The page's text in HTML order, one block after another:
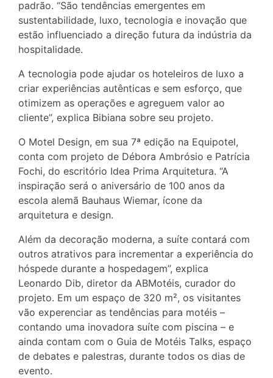
padrão. “São tendências emergentes em
sustentabilidade, luxo, tecnologia e inovação que
estão influenciado a direção futura da indústria da
hospitalidade.
A tecnologia pode ajudar os hoteleiros de luxo a
criar experiências autênticas e sem esforço, que
otimizem as operações e agreguem valor ao
cliente”, explica Bibiana sobre seu projeto.
O Motel Design, em sua 7ª edição na Equipotel,
conta com projeto de Débora Ambrósio e Patrícia
Fochi, do escritório Idea Prima Arquitetura. “A
inspiração será o aniversário de 100 anos da
escola alemã Bauhaus Wiemar, ícone da
arquitetura e design.
Além da decoração moderna, a suíte contará com
outros atrativos para incrementar a experiência do
hóspede durante a hospedagem”, explica
Leonardo Dib, diretor da ABMotéis, curador do
projeto. Em um espaço de 320 m², os visitantes
vão experenciar as tendências para motéis –
contando uma inovadora suíte com piscina – e
ainda contam com o Guia de Motéis Talks, espaço
de debates e palestras, durante todos os dias de
evento.